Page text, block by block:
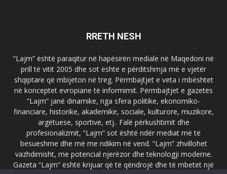
RRETH NESH
“Lajm” është paraqitur në hapësirën mediale në Maqedoni në
prill të vitit 2005 dhe sot është e përditshmja më e vjetër
shqiptare që mbijeton në treg. Përmbajtjet e veta i mbështet
në konceptet evropiane të informimit. Përmbajtjet e gazetës
“Lajm” janë dinamike, nga sfera politike, ekonomiko-
financiare, historike, akademike, sociale, kulturore, muzikore,
argëtuese, sportive, etj.. Falë përkushtimit dhe
profesionalizmit, “Lajm” sot është ndër mediat më të
besueshme dhe më me ndikim në vend. “Lajm” zhvillohet
vazhdimisht, me potencial njerëzor dhe teknologji moderne.
Gazeta “Lajm” është krijuar që të qëndrojë dhe të mbetet një